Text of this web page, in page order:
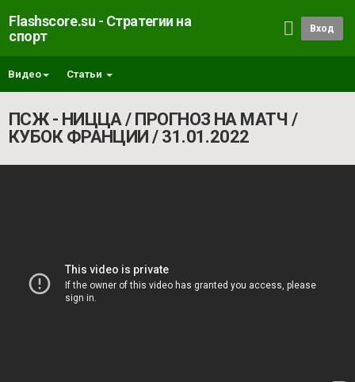
Flashscore.su - Стратегии на
спорт
Вход
Видео Статьи
ПСЖ - НИЦЦА / ПРОГНОЗ НА МАТЧ /
КУБОК ФРАНЦИИ / 31.01.2022